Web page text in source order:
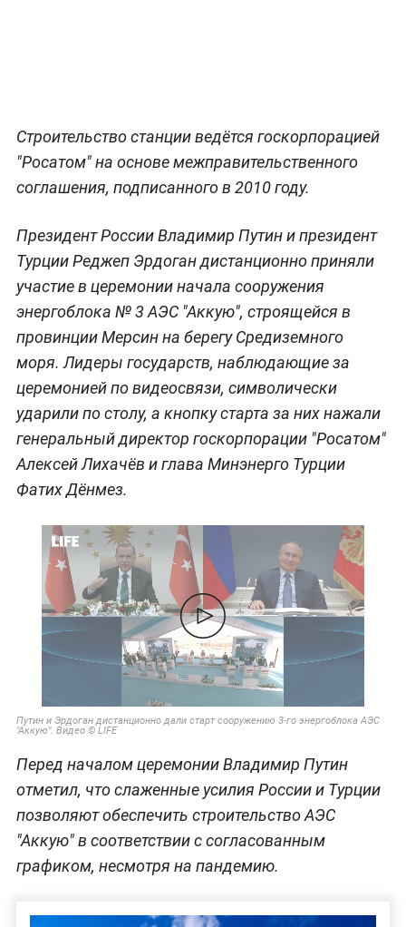
Строительство станции ведётся госкорпорацией
"Росатом" на основе межправительственного
соглашения, подписанного в 2010 году.
Президент России Владимир Путин и президент
Турции Реджеп Эрдоган дистанционно приняли
участие в церемонии начала сооружения
энергоблока № 3 АЭС "Аккую", строящейся в
провинции Мерсин на берегу Средиземного
моря. Лидеры государств, наблюдающие за
церемонией по видеосвязи, символически
ударили по столу, а кнопку старта за них нажали
генеральный директор госкорпорации "Росатом"
Алексей Лихачёв и глава Минэнерго Турции
Фатих Дёнмез.
Путин и Эрдоган дистанционно дали старт сооружению 3-го энергоблока АЭС
"Аккую". Видео © LIFE
Перед началом церемонии Владимир Путин
отметил, что слаженные усилия России и Турции
позволяют обеспечить строительство АЭС
"Аккую" в соответствии с согласованным
графиком, несмотря на пандемию.